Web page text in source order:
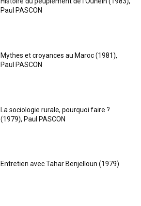
Paul PASCON
Mythes et croyances au Maroc (1981),
Paul PASCON
La sociologie rurale, pourquoi faire ?
(1979), Paul PASCON
Entretien avec Tahar Benjelloun (1979)